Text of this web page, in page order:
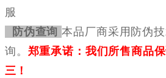
服
防伪查询 本品厂商采用防伪
询。 郑重承诺：我们所售商品
三！